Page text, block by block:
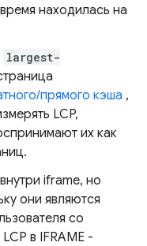
находилась на
largest-
прямого кэша ,
LCP,
их как
iframe, но
они являются
со
в IFRAME -